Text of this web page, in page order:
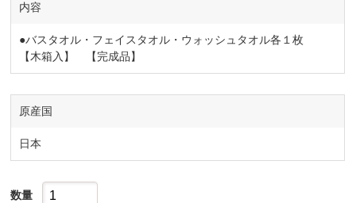
内容
●バスタオル・フェイスタオル・ウォッシュタオル各１枚
【木箱入】 【完成品】
原産国
日本
数量